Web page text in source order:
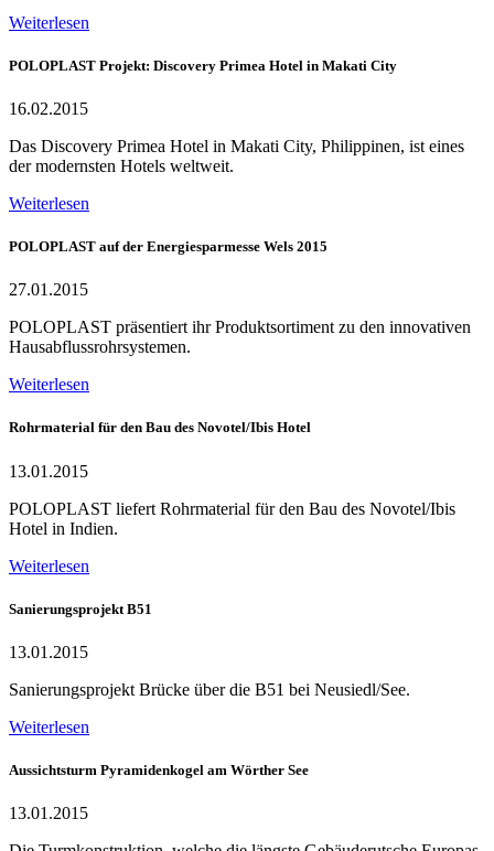
Weiterlesen
POLOPLAST Projekt: Discovery Primea Hotel in Makati City
16.02.2015
Das Discovery Primea Hotel in Makati City, Philippinen, ist eines
der modernsten Hotels weltweit.
Weiterlesen
POLOPLAST auf der Energiesparmesse Wels 2015
27.01.2015
POLOPLAST präsentiert ihr Produktsortiment zu den innovativen
Hausabflussrohrsystemen.
Weiterlesen
Rohrmaterial für den Bau des Novotel/Ibis Hotel
13.01.2015
POLOPLAST liefert Rohrmaterial für den Bau des Novotel/Ibis
Hotel in Indien.
Weiterlesen
Sanierungsprojekt B51
13.01.2015
Sanierungsprojekt Brücke über die B51 bei Neusiedl/See.
Weiterlesen
Aussichtsturm Pyramidenkogel am Wörther See
13.01.2015